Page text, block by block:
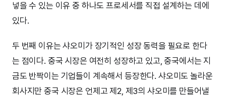
넣을 수 있는 이유 중 하나도 프로세서를 직접 설계하는 데에
있다.
두 번째 이유는 샤오미가 장기적인 성장 동력을 필요로 한다
는 점이다. 중국 시장은 여전히 성장하고 있고, 중국에서는 지
금도 반짝이는 기업들이 계속해서 등장한다. 샤오미도 놀라운
회사지만 중국 시장은 언제고 제2, 제3의 샤오미를 만들어낼